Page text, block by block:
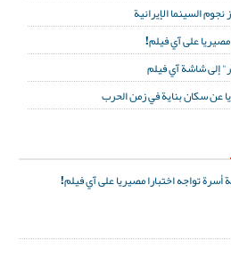
السينما الإيرانية
على آي فيلم!
إلى شاشة آي فيلم
عن سكان بناية في زمن الحرب
تواجه اختبارا مصيريا على آي فيلم!